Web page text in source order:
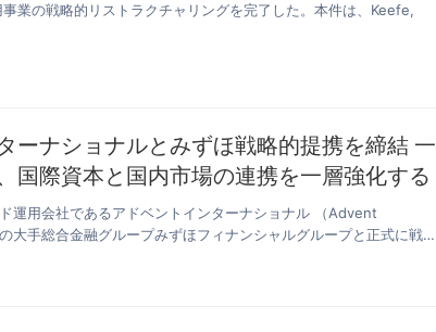
業の戦略的リストラクチャリングを完了した。本件は、Keefe,
ーナショナルとみずほ戦略的提携を締結 一
国際資本と国内市場の連携を一層強化する
運用会社であるアドベントインターナショナル （Advent
大手総合金融グループみずほフィナンシャルグループと正式に戦…